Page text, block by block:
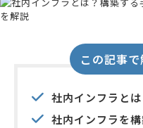
この記事
社内インフラとは
社内インフラを